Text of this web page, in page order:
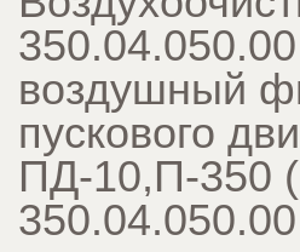
350.04.050.00
воздушный
пускового
ПД-10,П-350
350.04.050.00